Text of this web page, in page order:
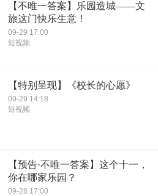
【不唯一答案】乐园造城——文
旅这门快乐生意！
09-29 17:00
短视频
【特别呈现】《校长的心愿》
09-29 14:18
短视频
【预告·不唯一答案】这个十一，
你在哪家乐园？
09-28 17:00